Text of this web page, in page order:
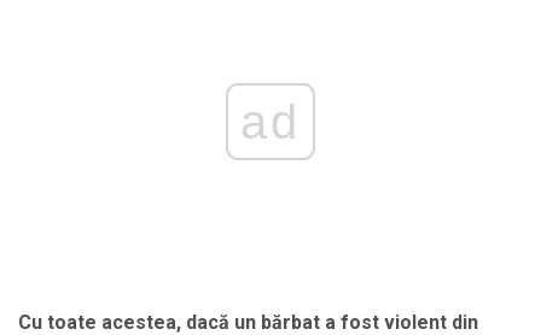
ad
Cu toate acestea, dacă un bărbat a fost violent din